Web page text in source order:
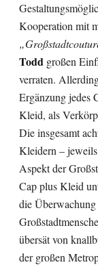
Kooperation mit
Todd großen
verraten.
Ergänzung jedes
Kleid, als
Die insgesamt
Kleidern –
Aspekt der
Cap plus Kleid
die
übersät von
der großen